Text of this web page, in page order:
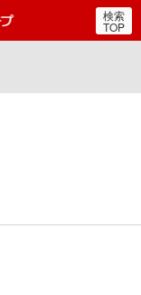
郵便局・日本郵政グルー
検索
TOP